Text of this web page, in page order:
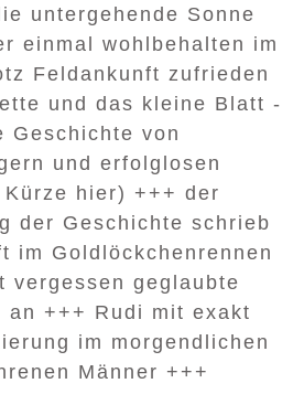
untergehende Sonne
einmal wohlbehalten im
Feldankunft zufrieden
und das kleine Blatt -
Geschichte von
und erfolglosen
hier) +++ der
der Geschichte schrieb
im Goldlöckchenrennen
vergessen geglaubte
an +++ Rudi mit exakt
im morgendlichen
Männer +++